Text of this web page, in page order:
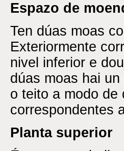
Espazo de
Ten dúas moas
Exteriormente
nivel inferior e
dúas moas hai
o teito a modo de
correspondentes
Planta superior